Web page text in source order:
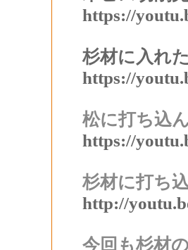
https://
杉材に入れ
https://
松に打ち込
https://
杉材に打ち
http://
今回も杉材